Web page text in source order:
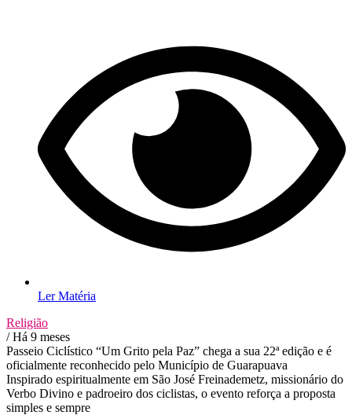
Ler Matéria
Religião
/ Há 9 meses
Passeio Ciclístico “Um Grito pela Paz” chega a sua 22ª edição e é
oficialmente reconhecido pelo Município de Guarapuava
Inspirado espiritualmente em São José Freinademetz, missionário do
Verbo Divino e padroeiro dos ciclistas, o evento reforça a proposta
simples e sempre